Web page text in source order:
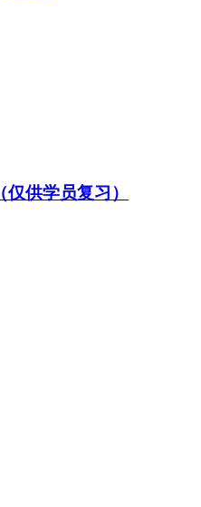
供学员复习）